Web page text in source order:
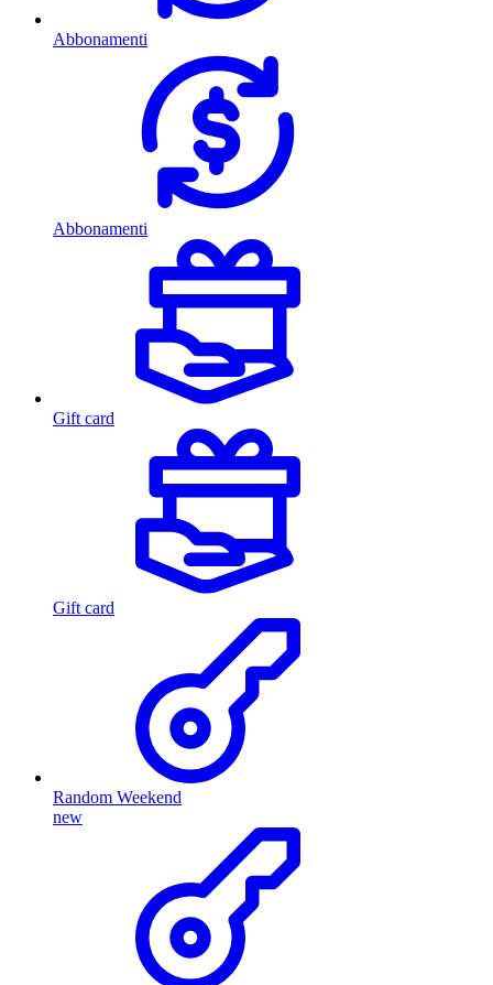
Abbonamenti
Abbonamenti
Gift card
Gift card
Random Weekend
new